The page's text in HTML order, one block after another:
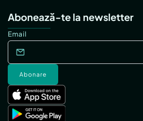
Abonează-te la newsletter
Email
Abonare